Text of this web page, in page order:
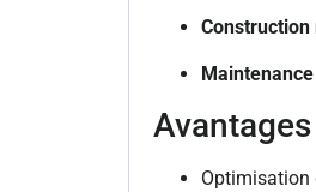
Construction
Optimisation